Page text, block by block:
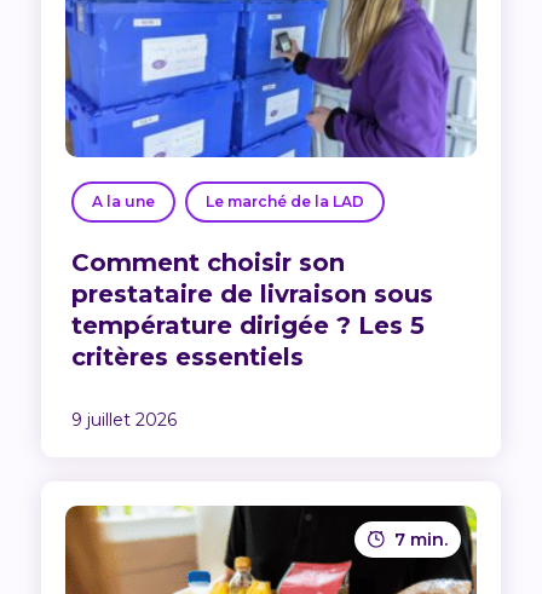
A la une Le marché de la LAD
Comment choisir son
prestataire de livraison sous
température dirigée ? Les 5
critères essentiels
9 juillet 2026
7 min.